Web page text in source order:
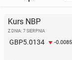
Kurs NBP
Z DNIA: 7 SIERPNIA
GBP5.0134 -0.0085